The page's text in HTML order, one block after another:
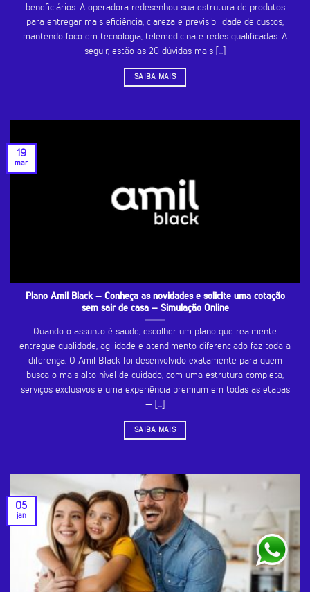
beneficiários. A operadora redesenhou sua estrutura de produtos
para entregar mais eficiência, clareza e previsibilidade de custos,
mantendo foco em tecnologia, telemedicina e redes qualificadas. A
seguir, estão as 20 dúvidas mais [...]
SAIBA MAIS
Plano Amil Black – Conheça as novidades e solicite uma cotação
sem sair de casa – Simulação Online
Quando o assunto é saúde, escolher um plano que realmente
entregue qualidade, agilidade e atendimento diferenciado faz toda a
diferença. O Amil Black foi desenvolvido exatamente para quem
busca o mais alto nível de cuidado, com uma estrutura completa,
serviços exclusivos e uma experiência premium em todas as etapas
— [...]
SAIBA MAIS
19
mar
05
jan